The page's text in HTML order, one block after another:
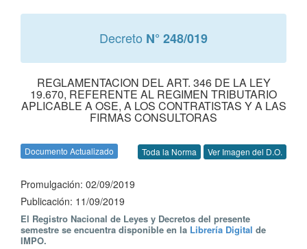
Decreto N° 248/019
REGLAMENTACION DEL ART. 346 DE LA LEY
19.670, REFERENTE AL REGIMEN TRIBUTARIO
APLICABLE A OSE, A LOS CONTRATISTAS Y A LAS
FIRMAS CONSULTORAS
Documento Actualizado Toda la Norma Ver Imagen del D.O.
Promulgación: 02/09/2019
Publicación: 11/09/2019
El Registro Nacional de Leyes y Decretos del presente
semestre se encuentra disponible en la Librería Digital de
IMPO.